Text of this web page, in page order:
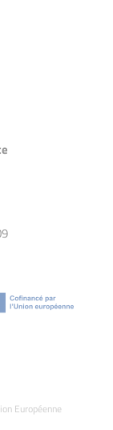
Européenne